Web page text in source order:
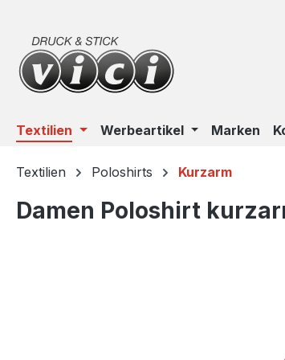
Textilien Werbeartikel Marken
Textilien Poloshirts Kurzarm
Damen Poloshirt